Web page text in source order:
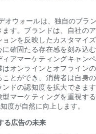
オウォールは、独自のブラ
ます。ブランドは、自社の
ョンを反映したカスタマイ
確固たる存在感を刻み込
アマーケティングキャン
オンラインとオフライン
とができ、消費者は自身
ドの認知度を拡大できま
マーケティングを重視す
度が自然に向上します。
る広告の未来